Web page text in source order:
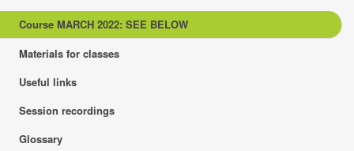
Course MARCH 2022: SEE BELOW
Materials for classes
Useful links
Session recordings
Glossary